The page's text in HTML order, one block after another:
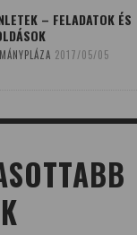
– FELADATOK ÉS
2017/05/05